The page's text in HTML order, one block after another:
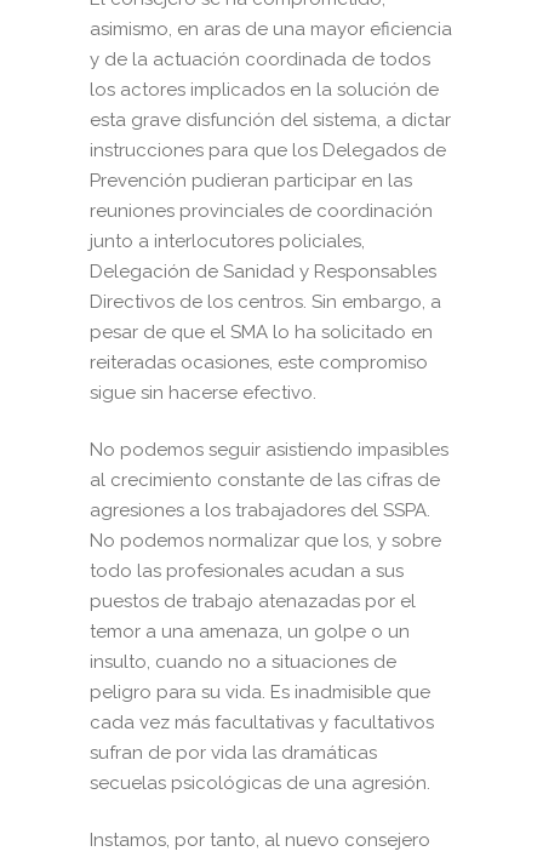
asimismo, en aras de una mayor eficiencia
y de la actuación coordinada de todos
los actores implicados en la solución de
esta grave disfunción del sistema, a dictar
instrucciones para que los Delegados de
Prevención pudieran participar en las
reuniones provinciales de coordinación
junto a interlocutores policiales,
Delegación de Sanidad y Responsables
Directivos de los centros. Sin embargo, a
pesar de que el SMA lo ha solicitado en
reiteradas ocasiones, este compromiso
sigue sin hacerse efectivo.
No podemos seguir asistiendo impasibles
al crecimiento constante de las cifras de
agresiones a los trabajadores del SSPA.
No podemos normalizar que los, y sobre
todo las profesionales acudan a sus
puestos de trabajo atenazadas por el
temor a una amenaza, un golpe o un
insulto, cuando no a situaciones de
peligro para su vida. Es inadmisible que
cada vez más facultativas y facultativos
sufran de por vida las dramáticas
secuelas psicológicas de una agresión.
Instamos, por tanto, al nuevo consejero